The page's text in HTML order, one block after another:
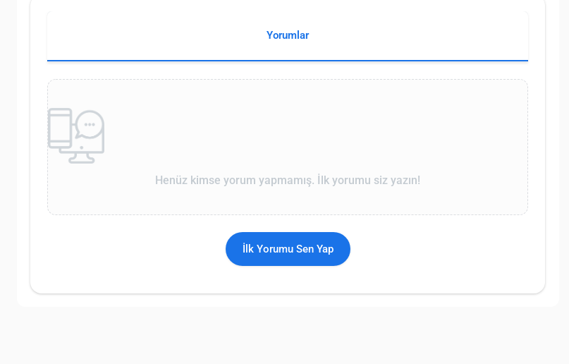
Yorumlar
Henüz kimse yorum yapmamış. İlk yorumu siz yazın!
İlk Yorumu Sen Yap